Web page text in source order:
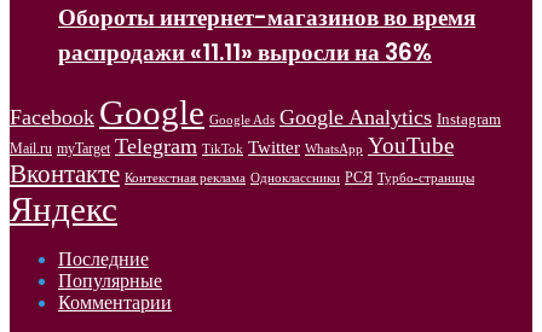
Обороты интернет-магазинов во время
распродажи «11.11» выросли на 36%
Facebook Google Google Ads Google Analytics Instagram
Mail.ru myTarget Telegram TikTok Twitter WhatsApp YouTube
Вконтакте Контекстная реклама Одноклассники РСЯ Турбо-страницы
Яндекс
Последние
Популярные
Комментарии